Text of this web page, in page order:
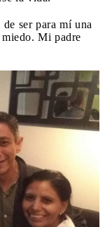
ser para mí una
miedo. Mi padre